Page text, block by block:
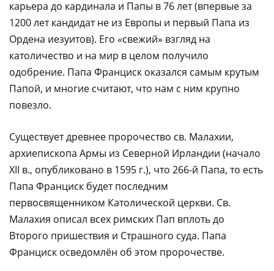
карьера до кардинала и Папы в 76 лет (впервые за
1200 лет кандидат не из Европы и первый Папа из
Ордена иезуитов). Его «свежий» взгляд на
католичество и на мир в целом получило
одобрение. Папа Франциск оказался самым крутым
Папой, и многие считают, что нам с ним крупно
повезло.
Существует древнее пророчество св. Малахии,
архиепископа Армы из Северной Ирландии (начало
XII в., опубликовано в 1595 г.), что 266-й Папа, то есть
Папа Франциск будет последним
первосвященником Католической церкви. Св.
Малахия описал всех римских Пап вплоть до
Второго пришествия и Страшного суда. Папа
Франциск осведомлён об этом пророчестве.